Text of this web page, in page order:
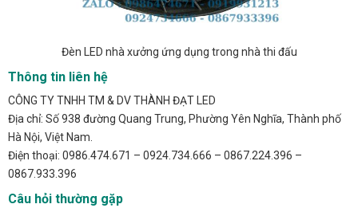
Đèn LED nhà xưởng ứng dụng trong nhà thi đấu
Thông tin liên hệ
CÔNG TY TNHH TM & DV THÀNH ĐẠT LED
Địa chỉ: Số 938 đường Quang Trung, Phường Yên Nghĩa, Thành phố
Hà Nội, Việt Nam.
Điện thoại: 0986.474.671 – 0924.734.666 – 0867.224.396 –
0867.933.396
Câu hỏi thường gặp